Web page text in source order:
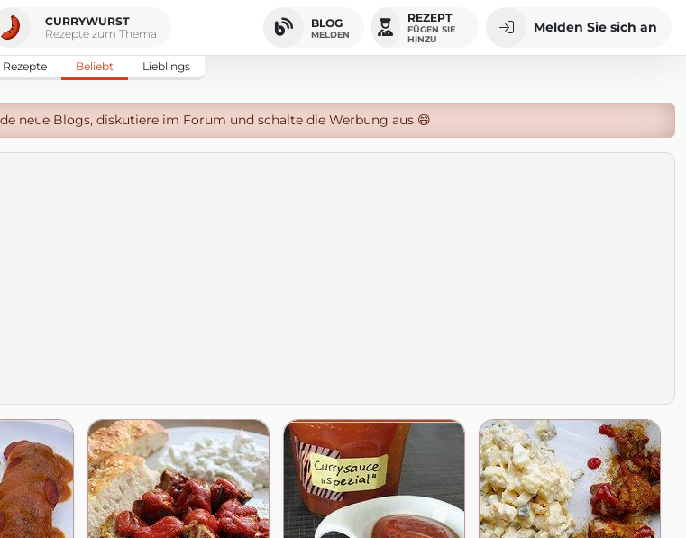
CURRYWURST
Rezepte zum Thema
BLOG
MELDEN
REZEPT
FÜGEN SIE
HINZU
Melden Sie sich an
Rezepte Beliebt Lieblings
neue Blogs, diskutiere im Forum und schalte die Werbung aus 😄